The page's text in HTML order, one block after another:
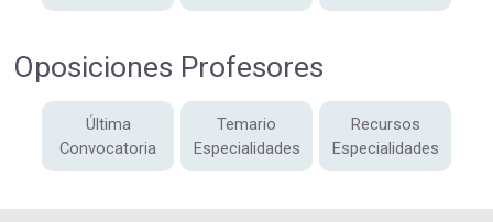
Oposiciones Profesores
Última
Convocatoria
Temario
Especialidades
Recursos
Especialidades